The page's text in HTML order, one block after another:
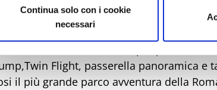
Continua solo con i cookie
necessari
naturale al 100%!
non manca: 103 piattaforme, 136
30 dedicati ai bambini per più di 2 km
Flight, passerella panoramica e
il più grande parco avventura della